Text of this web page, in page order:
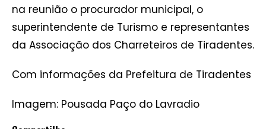
na reunião o procurador municipal, o
superintendente de Turismo e representantes
da Associação dos Charreteiros de Tiradentes.
Com informações da Prefeitura de Tiradentes
Imagem: Pousada Paço do Lavradio